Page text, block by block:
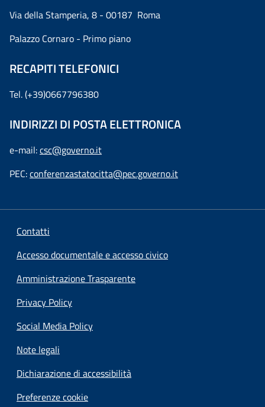
Via della Stamperia, 8 - 00187 Roma
Palazzo Cornaro - Primo piano
RECAPITI TELEFONICI
Tel. (+39)0667796380
INDIRIZZI DI POSTA ELETTRONICA
e-mail:csc@governo.it
PEC:conferenzastatocitta@pec.governo.it
Contatti
Accesso documentale e accesso civico
Amministrazione Trasparente
Privacy Policy
Social Media Policy
Note legali
Dichiarazione di accessibilità
Preferenze cookie